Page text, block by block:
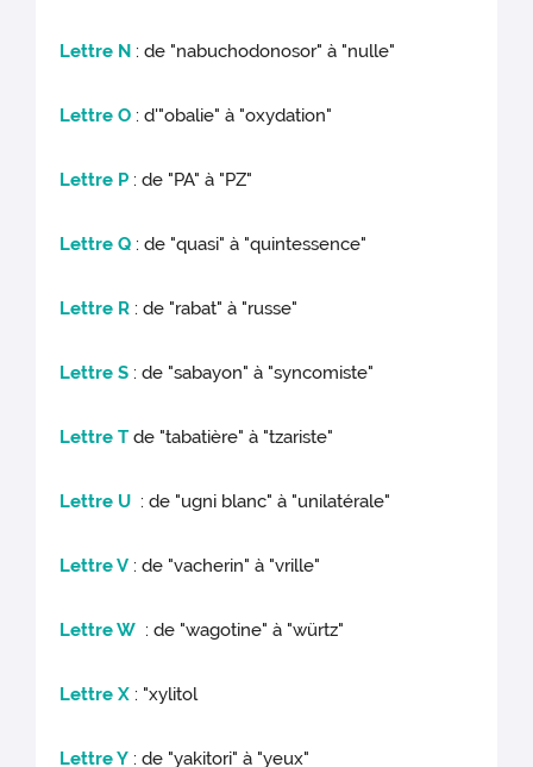
Lettre N : de "nabuchodonosor" à "nulle"
Lettre O : d'"obalie" à "oxydation"
Lettre P : de "PA" à "PZ"
Lettre Q : de "quasi" à "quintessence"
Lettre R : de "rabat" à "russe"
Lettre S : de "sabayon" à "syncomiste"
Lettre T de "tabatière" à "tzariste"
Lettre U : de "ugni blanc" à "unilatérale"
Lettre V : de "vacherin" à "vrille"
Lettre W : de "wagotine" à "würtz"
Lettre X : "xylitol
Lettre Y : de "yakitori" à "yeux"